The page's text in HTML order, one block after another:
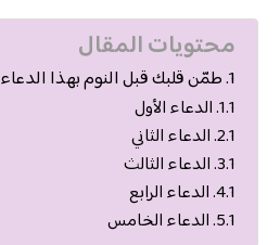
محتويات المقال
طمّن قلبك قبل النوم بهذا الدعاء
الدعاء الأول
الدعاء الثاني
الدعاء الثالث
الدعاء الرابع
الدعاء الخامس